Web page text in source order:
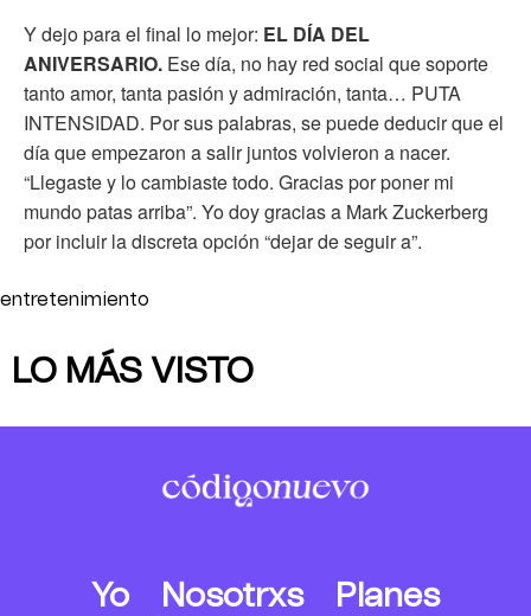
Y dejo para el final lo mejor: EL DÍA DEL
ANIVERSARIO. Ese día, no hay red social que soporte
tanto amor, tanta pasión y admiración, tanta… PUTA
INTENSIDAD. Por sus palabras, se puede deducir que el
día que empezaron a salir juntos volvieron a nacer.
“Llegaste y lo cambiaste todo. Gracias por poner mi
mundo patas arriba”. Yo doy gracias a Mark Zuckerberg
por incluir la discreta opción “dejar de seguir a”.
entretenimiento
LO MÁS VISTO
Yo Nosotrxs
Planes